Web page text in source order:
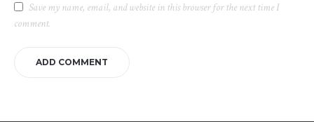
Save my name, email, and website in this browser for the next time I
comment.